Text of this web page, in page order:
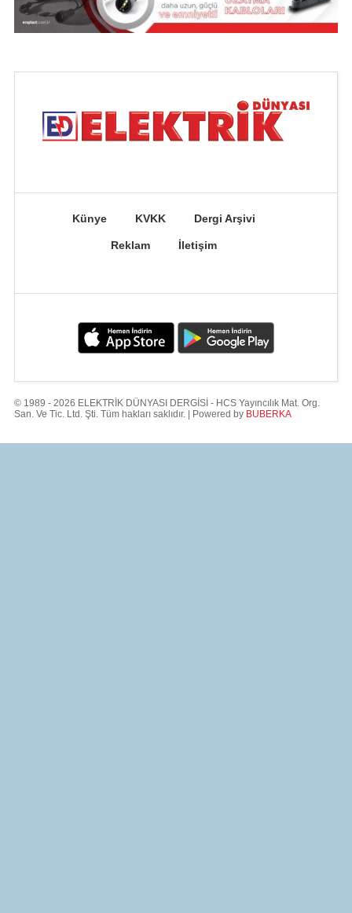
Künye KVKK Dergi Arşivi
Reklam İletişim
© 1989 - 2026 ELEKTRİK DÜNYASI DERGİSİ - HCS Yayıncılık Mat. Org.
San. Ve Tic. Ltd. Şti. Tüm hakları saklıdır. | Powered by BUBERKA